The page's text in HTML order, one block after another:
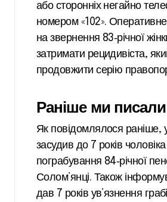
або сторонніх негайно
номером «102».
на звернення 83‑річної
затримати рецидивіста,
продовжити серію
Раніше ми писали
Як повідомлялося раніше,
засудив до 7 років
пограбування 84‑річної
Солом’янці. Також
дав 7 років ув’язнення